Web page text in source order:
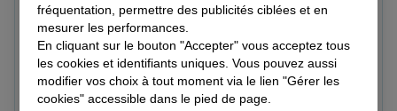
Note de 5 sur 5
Le 13/07/2026 - Agence ST DENIS BASILIQUE
Je viens de souscrire mon assurance de voyage à un
prix intéressant et le service est top. Vous méritez plus
que 5 étoiles.Merci Siham
Naima E.
fréquentation, permettre des publicités ciblées et en
mesurer les performances.
En cliquant sur le bouton "Accepter" vous acceptez tous
les cookies et identifiants uniques. Vous pouvez aussi
modifier vos choix à tout moment via le lien "Gérer les
cookies" accessible dans le pied de page.